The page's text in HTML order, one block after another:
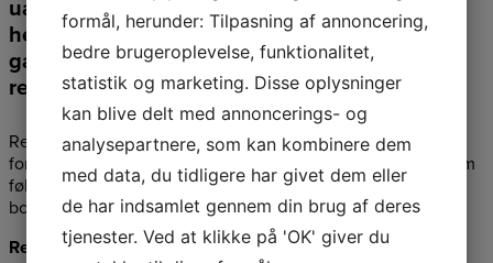
uanset
om dette vedrører maskinen
som
helhedellerenkelte komponenter.Dette
gælderogsåselvomder anvendesoriginale
reservedele.
Reservedeleskalmonteresihenholdtilproducentens
forskrifter.
Fejlmontering, forkert anvendelse eller
som
følge
afmanglendeoverholdelseafinstruktionermedfører
bortfaldafreklamationsretten.
Reklamationsret påsliddele
formål, herunder: Tilpasning af annoncering,
bedre brugeroplevelse, funktionalitet,
statistik og marketing. Disse oplysninger
kan blive delt med annoncerings- og
analysepartnere, som kan kombinere dem
med data, du tidligere har givet dem eller
de har indsamlet gennem din brug af deres
tjenester. Ved at klikke på 'OK' giver du